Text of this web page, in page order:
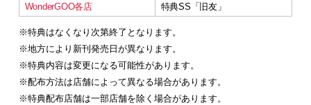
WonderGOO各店
特典SS「旧友」
※特典はなくなり次第終了となります。
※地方により新刊発売日が異なります。
※特典内容は変更になる可能性があります。
※配布方法は店舗によって異なる場合があります。
※特典配布店舗は一部店舗を除く場合があります。